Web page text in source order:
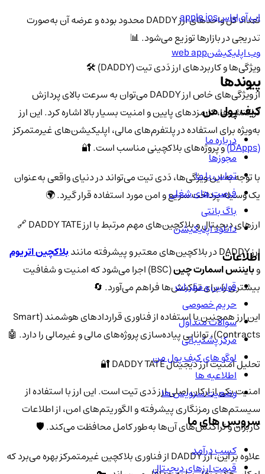
تعداد کل واحدهای ارز DADDY محدود بوده و عرضه آن به‌صورت
تدریجی در بازارها توزیع می‌شود. 📊
ویژگی‌ها و کاربردهای ارز دَدی تیت (DADDY) 🛠️
از ویژگی‌های خاص ارز DADDY می‌توان به سرعت بالای پردازش
تراکنش‌ها، کارمزدهای پایین و امنیت بسیار بالا اشاره کرد. این ارز
به‌ویژه برای استفاده در پلتفرم‌های مالی، اپلیکیشن‌های غیرمتمرکز
و پروژه‌های بلاکچینی مناسب است. 🔐
با توجه به این ویژگی‌ها، دَدی تیت می‌تواند در دنیای واقعی به‌عنوان
یک وسیله پرداخت سریع و امن مورد استفاده قرار گیرد. 🌍
ارزهای دیجیتال و بلاکچین‌های مهم مرتبط با ارز DADDY TATE 🔗
ارز DADDY در بلاکچین‌های معتبر و پیشرفته مانند
بلاکچیناتریوم
وبایننس اسمارت چین
(BSC) اجرا می‌شود که امنیت و شفافیت
بیشتری را برای تراکنش‌ها فراهم می‌آورد. 🔄
این ارز همچنین با استفاده از فناوری قراردادهای هوشمند (Smart
Contracts)، توانایی پیاده‌سازی پروژه‌های مالی و غیرمالی را دارد. 🤖
تحلیل امنیت ارز دیجیتال DADDY TATE 🔐
امنیت یکی از ارکان اصلی ارز دَدی تیت است. این ارز با استفاده از
سیستم‌های رمزنگاری پیشرفته و الگوریتم‌های امن، از اطلاعات
کاربران و تراکنش‌های آن‌ها به‌طور کامل محافظت می‌کند. 🛡️
علاوه بر این، ارز DADDY از فناوری بلاکچین غیرمتمرکز بهره می‌برد که
اپ آی‌او‌اسapple ios
وب اپلیکیشنweb app
پیوندها
کیف پول من
درباره ما
مجوزها
تماس با ما
فرصت های شغلی
باگ بانتی
دانلود اپلیکیشن
اطلاعات
قوانین و مقررات
حریم خصوصی
سوالات متداول
مرکز پشتیبانی
لوگو های کیف پول من
اطلاعیه ها
وضعیت سرویس ها
سرویس های ما
کسب درآمد
قیمت ارزهای دیجیتال